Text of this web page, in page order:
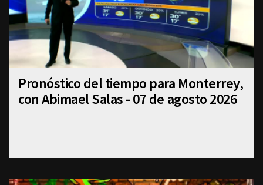
Pronóstico del tiempo para Monterrey,
con Abimael Salas - 07 de agosto 2026